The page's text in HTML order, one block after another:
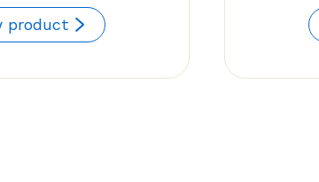
prix :
$40.50
product